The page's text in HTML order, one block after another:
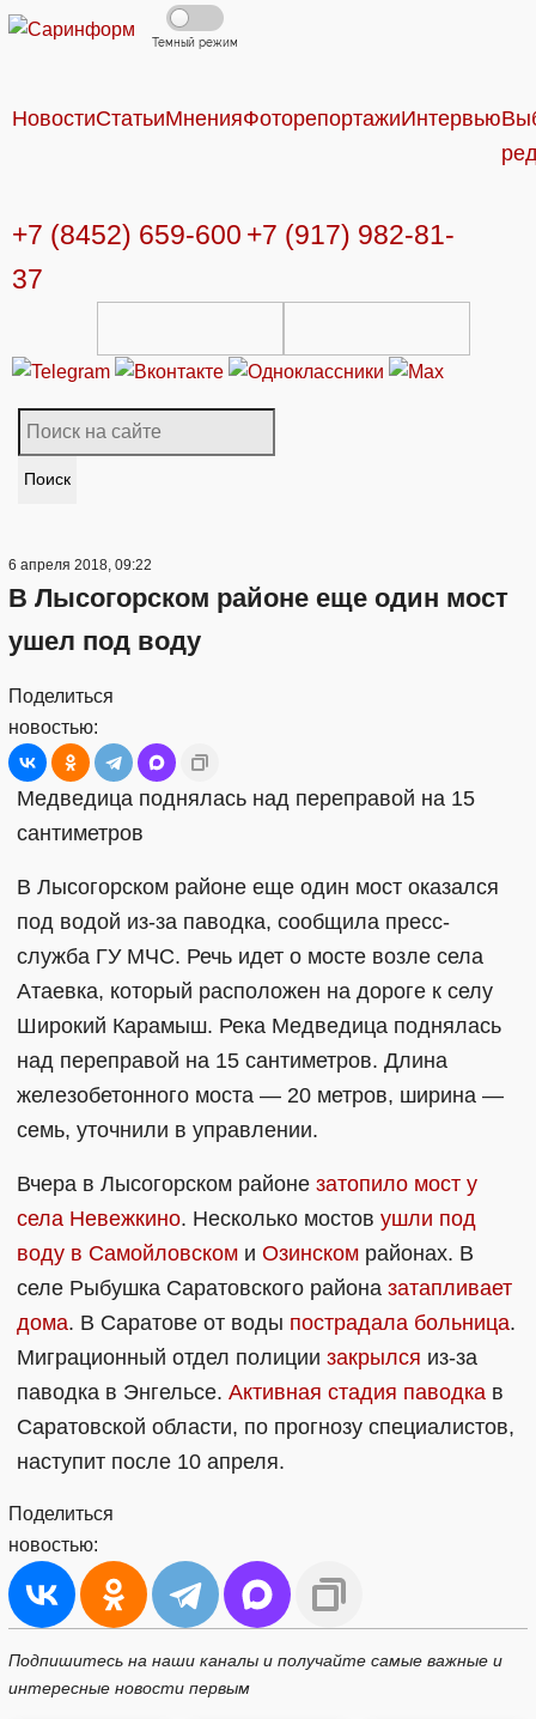
Темный режим
НовостиСтатьиМненияФоторепортажиИнтервью
+7 (8452) 659-600 +7 (917) 982-81-
37
Поиск
6 апреля 2018, 09:22
В Лысогорском районе еще один мост
ушел под воду
Поделиться
новостью:
Медведица поднялась над переправой на 15
сантиметров
В Лысогорском районе еще один мост оказался
под водой из-за паводка, сообщила пресс-
служба ГУ МЧС. Речь идет о мосте возле села
Атаевка, который расположен на дороге к селу
Широкий Карамыш. Река Медведица поднялась
над переправой на 15 сантиметров. Длина
железобетонного моста — 20 метров, ширина —
семь, уточнили в управлении.
Вчера в Лысогорском районе затопило мост у
села Невежкино. Несколько мостов ушли под
воду в Самойловском и Озинском районах. В
селе Рыбушка Саратовского района затапливает
дома. В Саратове от воды пострадала больница.
Миграционный отдел полиции закрылся из-за
паводка в Энгельсе. Активная стадия паводка в
Саратовской области, по прогнозу специалистов,
наступит после 10 апреля.
Поделиться
новостью:
Подпишитесь на наши каналы и получайте самые важные и
интересные новости первым